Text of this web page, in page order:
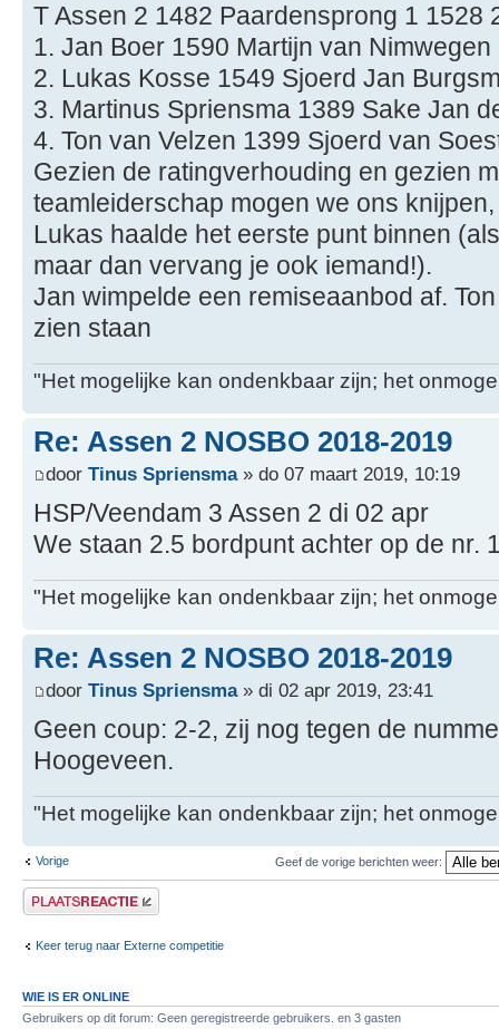
T Assen 2 1482 Paardensprong 1 1528
1. Jan Boer 1590 Martijn van Nimwegen
2. Lukas Kosse 1549 Sjoerd Jan
3. Martinus Spriensma 1389 Sake Jan
4. Ton van Velzen 1399 Sjoerd van
Gezien de ratingverhouding en gezien
teamleiderschap mogen we ons
Lukas haalde het eerste punt binnen
maar dan vervang je ook iemand!).
Jan wimpelde een remiseaanbod af.
zien staan
"Het mogelijke kan ondenkbaar zijn; het
Re: Assen 2 NOSBO 2018-2019
door Tinus Spriensma» do 07 maart 2019, 10:19
HSP/Veendam 3 Assen 2 di 02 apr
We staan 2.5 bordpunt achter op de nr.
"Het mogelijke kan ondenkbaar zijn; het
Re: Assen 2 NOSBO 2018-2019
door Tinus Spriensma» di 02 apr 2019, 23:41
Geen coup: 2-2, zij nog tegen de
Hoogeveen.
"Het mogelijke kan ondenkbaar zijn; het
Vorige Geef de vorige berichten weer:
Plaats een reactie
Keer terug naar Externe competitie
WIE IS ER ONLINE
Gebruikers op dit forum: Geen geregistreerde gebruikers. en 3 gasten